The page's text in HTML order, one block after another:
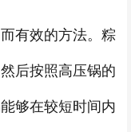
有效的方法。粽
后按照高压锅的
够在较短时间内